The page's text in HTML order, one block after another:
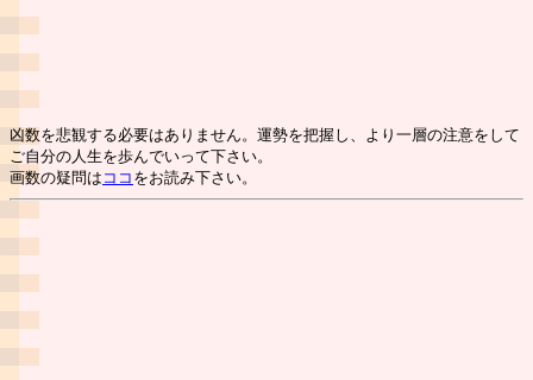
凶数を悲観する必要はありません。運勢を把握し、より一層の注意をして
ご自分の人生を歩んでいって下さい。
画数の疑問は ココ をお読み下さい。